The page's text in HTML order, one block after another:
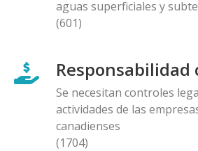
aguas superficiales y
(601)
Responsabilidad
Se necesitan controles
actividades de las
canadienses
(1704)